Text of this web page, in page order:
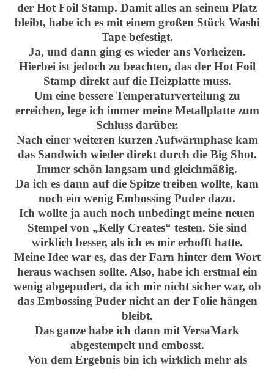
der Hot Foil Stamp. Damit alles an seinem Platz
bleibt, habe ich es mit einem großen Stück Washi
Tape befestigt.
Ja, und dann ging es wieder ans Vorheizen.
Hierbei ist jedoch zu beachten, das der Hot Foil
Stamp direkt auf die Heizplatte muss.
Um eine bessere Temperaturverteilung zu
erreichen, lege ich immer meine Metallplatte zum
Schluss darüber.
Nach einer weiteren kurzen Aufwärmphase kam
das Sandwich wieder direkt durch die Big Shot.
Immer schön langsam und gleichmäßig.
Da ich es dann auf die Spitze treiben wollte, kam
noch ein wenig Embossing Puder dazu.
Ich wollte ja auch noch unbedingt meine neuen
Stempel von „Kelly Creates“ testen. Sie sind
wirklich besser, als ich es mir erhofft hatte.
Meine Idee war es, das der Farn hinter dem Wort
heraus wachsen sollte. Also, habe ich erstmal ein
wenig abgepudert, da ich mir nicht sicher war, ob
das Embossing Puder nicht an der Folie hängen
bleibt.
Das ganze habe ich dann mit VersaMark
abgestempelt und embosst.
Von dem Ergebnis bin ich wirklich mehr als